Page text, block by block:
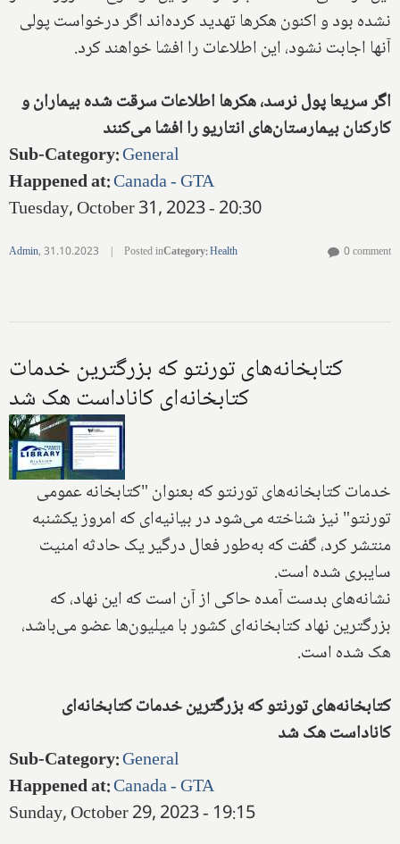
نشده بود و اکنون هکرها تهدید کرده‌اند اگر درخواست پولی
آنها اجابت نشود، این اطلاعات را افشا خواهند کرد.
اگر سریعا پول نرسد، هکرها اطلاعات سرقت شده بیماران و
کارکنان بیمارستان‌های انتاریو را افشا می‌کنند
Sub-Category:General
Happened at:Canada - GTA
Tuesday, October 31, 2023 - 20:30
Admin,31.10.2023 | Posted inCategory:Health 0 comment
کتابخانه‌های تورنتو که بزرگترین خدمات
کتابخانه‌ای کاناداست هک شد
خدمات کتابخانه‌های تورنتو که بعنوان "کتابخانه عمومی
تورنتو" نیز شناخته می‌شود در بیانیه‌ای که امروز یکشنبه
منتشر کرد، گفت که به‌طور فعال درگیر یک حادثه امنیت
سایبری شده است.
نشانه‌های بدست آمده حاکی از آن است که این نهاد، که
بزرگترین نهاد کتابخانه‌ای کشور با میلیون‌ها عضو می‌باشد،
هک شده است.
کتابخانه‌های تورنتو که بزرگترین خدمات کتابخانه‌ای
کاناداست هک شد
Sub-Category:General
Happened at:Canada - GTA
Sunday, October 29, 2023 - 19:15